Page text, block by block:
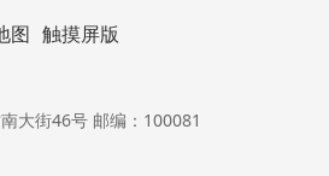
图 触摸屏版
大街46号 邮编：100081